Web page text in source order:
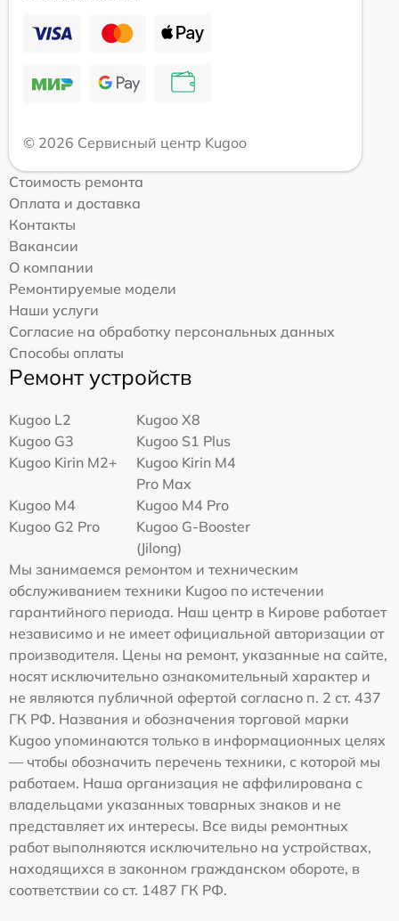
© 2026 Сервисный центр Kugoo
Стоимость ремонта
Оплата и доставка
Контакты
Вакансии
О компании
Ремонтируемые модели
Наши услуги
Согласие на обработку персональных данных
Способы оплаты
Ремонт устройств
Kugoo L2
Kugoo X8
Kugoo G3
Kugoo S1 Plus
Kugoo Kirin M2+
Kugoo Kirin M4
Pro Max
Kugoo M4
Kugoo M4 Pro
Kugoo G2 Pro
Kugoo G-Booster
(Jilong)
Мы занимаемся ремонтом и техническим
обслуживанием техники Kugoo по истечении
гарантийного периода. Наш центр в Кирове работает
независимо и не имеет официальной авторизации от
производителя. Цены на ремонт, указанные на сайте,
носят исключительно ознакомительный характер и
не являются публичной офертой согласно п. 2 ст. 437
ГК РФ. Названия и обозначения торговой марки
Kugoo упоминаются только в информационных целях
— чтобы обозначить перечень техники, с которой мы
работаем. Наша организация не аффилирована с
владельцами указанных товарных знаков и не
представляет их интересы. Все виды ремонтных
работ выполняются исключительно на устройствах,
находящихся в законном гражданском обороте, в
соответствии со ст. 1487 ГК РФ.